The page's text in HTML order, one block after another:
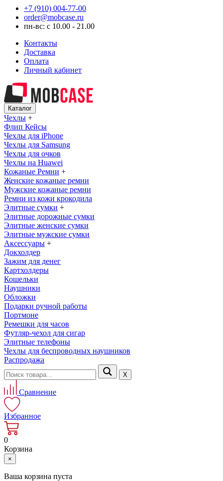
+7 (910) 004-77-00
order@mobcase.ru
пн-вс: с 10.00 - 21.00
Контакты
Доставка
Оплата
Личный кабинет
Каталог
Чехлы +
Флип Кейсы
Чехлы для iPhone
Чехлы для Samsung
Чехлы для очков
Чехлы на Huawei
Кожаные Ремни +
Женские кожаные ремни
Мужские кожаные ремни
Ремни из кожи крокодила
Элитные сумки +
Элитные дорожные сумки
Элитные женские сумки
Элитные мужские сумки
Аксессуары +
Докхолдер
Зажим для денег
Картхолдеры
Кошельки
Наушники
Обложки
Подарки ручной работы
Портмоне
Ремешки для часов
Футляр-чехол для сигар
Элитные телефоны
Чехлы для беспроводных наушников
Распродажа
Х
Сравнение
Избранное
0
Корзина
×
Ваша корзина пуста